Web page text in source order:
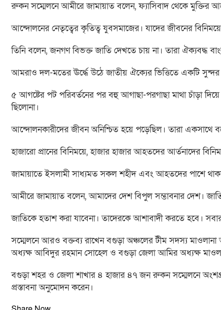
রুকন সম্মেলনে আমীরে জামায়াত বলেন, ফ্যাসিবাদ থেকে মুক্তির
আন্দোলনের নেতৃত্বের কৃতিত্ব যুবসমাজের। যাদের জীবনের
তিনি বলেন, জনগণ বিভক্ত জাতি দেখতে চায় না। তারা ঐক্যবদ্ধ
আমরাও দল-মতের ঊর্দ্ধে উঠে জাতীয় ঐক্যের ভিত্তিতে একটি
৫ আগষ্টের পট পরিবর্তনের পর বহু আগাছা-পরগাছা মাথা চাঁড়া
ছিলোনা।
আন্দোলনকারীদের জীবন অনিশ্চিত হয়ে পড়েছিল। তারা একসাথে
হাজারো প্রানের বিনিময়ে, হাজার হাজার আহতদের আর্তনাদের
জামায়াতে ইসলামী সাধ্যমত সকল শহীদ এবং আহতদের পাশে
আমীরে জামায়াত বলেন, আমাদের দেশ বিপুল সম্ভাবনার দেশ।
জাতিকে হতাশ করা যাবেনা। তাদেরকে আশাবাদী করতে হবে।
সম্মেলনে আরও বক্তব্য রাখেন বগুড়া অঞ্চলের টীম সদস্য
অধ্যক্ষ আবিদুর রহমান সোহেল ও বগুড়া জেলা আমির অধ্যক্ষ
বগুড়া শহর ও জেলা শাখার ৪ হাজার ৪৭ জন রুকন সম্মেলনে
প্রস্তাবনা অনুমোদন করেন।